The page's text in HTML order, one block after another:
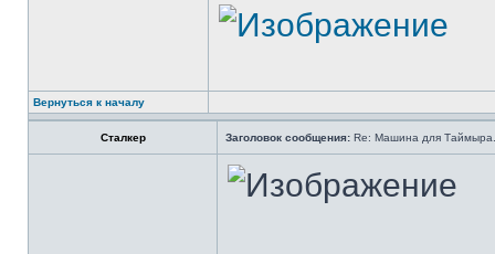
Вернуться к началу
Сталкер Заголовок сообщения: Re: Машина для Таймыра.